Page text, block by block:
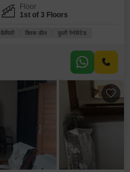
Floor
1st of 3 Floors
फ़ैमिली क्विक डील फ़ुली रेनोवेटेड